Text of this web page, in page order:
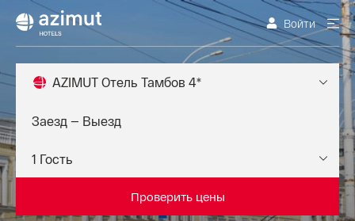
Войти
AZIMUT Отель Тамбов 4*
Проверить цены